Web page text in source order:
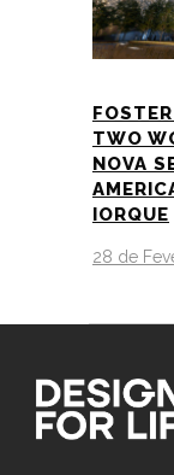
TWO
NOVA
IORQUE
28 de